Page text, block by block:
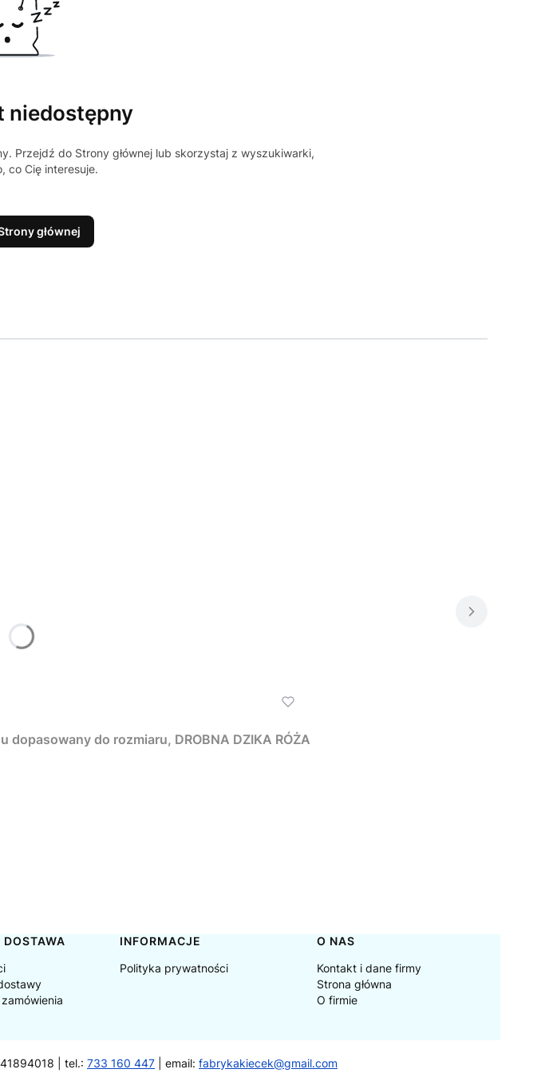
niedostępny
Przejdź do Strony głównej lub skorzystaj z wyszukiwarki,
co Cię interesuje.
głównej
do rozmiaru, DROBNA DZIKA RÓŻA
INFORMACJE
Polityka prywatności
O NAS
Kontakt i dane firmy
Strona główna
O firmie
| tel.: 733 160 447 | email: fabrykakiecek@gmail.com